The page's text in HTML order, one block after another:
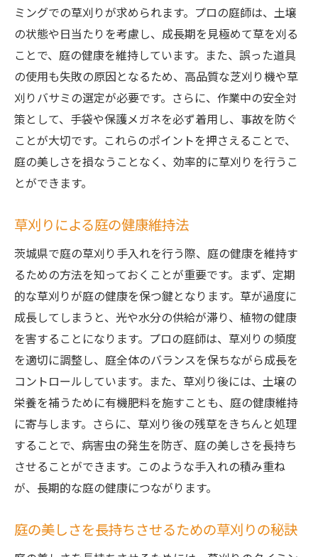
ミングでの草刈りが求められます。プロの庭師は、土壌
の状態や日当たりを考慮し、成長期を見極めて草を刈る
ことで、庭の健康を維持しています。また、誤った道具
の使用も失敗の原因となるため、高品質な芝刈り機や草
刈りバサミの選定が必要です。さらに、作業中の安全対
策として、手袋や保護メガネを必ず着用し、事故を防ぐ
ことが大切です。これらのポイントを押さえることで、
庭の美しさを損なうことなく、効率的に草刈りを行うこ
とができます。
草刈りによる庭の健康維持法
茨城県で庭の草刈り手入れを行う際、庭の健康を維持す
るための方法を知っておくことが重要です。まず、定期
的な草刈りが庭の健康を保つ鍵となります。草が過度に
成長してしまうと、光や水分の供給が滞り、植物の健康
を害することになります。プロの庭師は、草刈りの頻度
を適切に調整し、庭全体のバランスを保ちながら成長を
コントロールしています。また、草刈り後には、土壌の
栄養を補うために有機肥料を施すことも、庭の健康維持
に寄与します。さらに、草刈り後の残草をきちんと処理
することで、病害虫の発生を防ぎ、庭の美しさを長持ち
させることができます。このような手入れの積み重ね
が、長期的な庭の健康につながります。
庭の美しさを長持ちさせるための草刈りの秘訣